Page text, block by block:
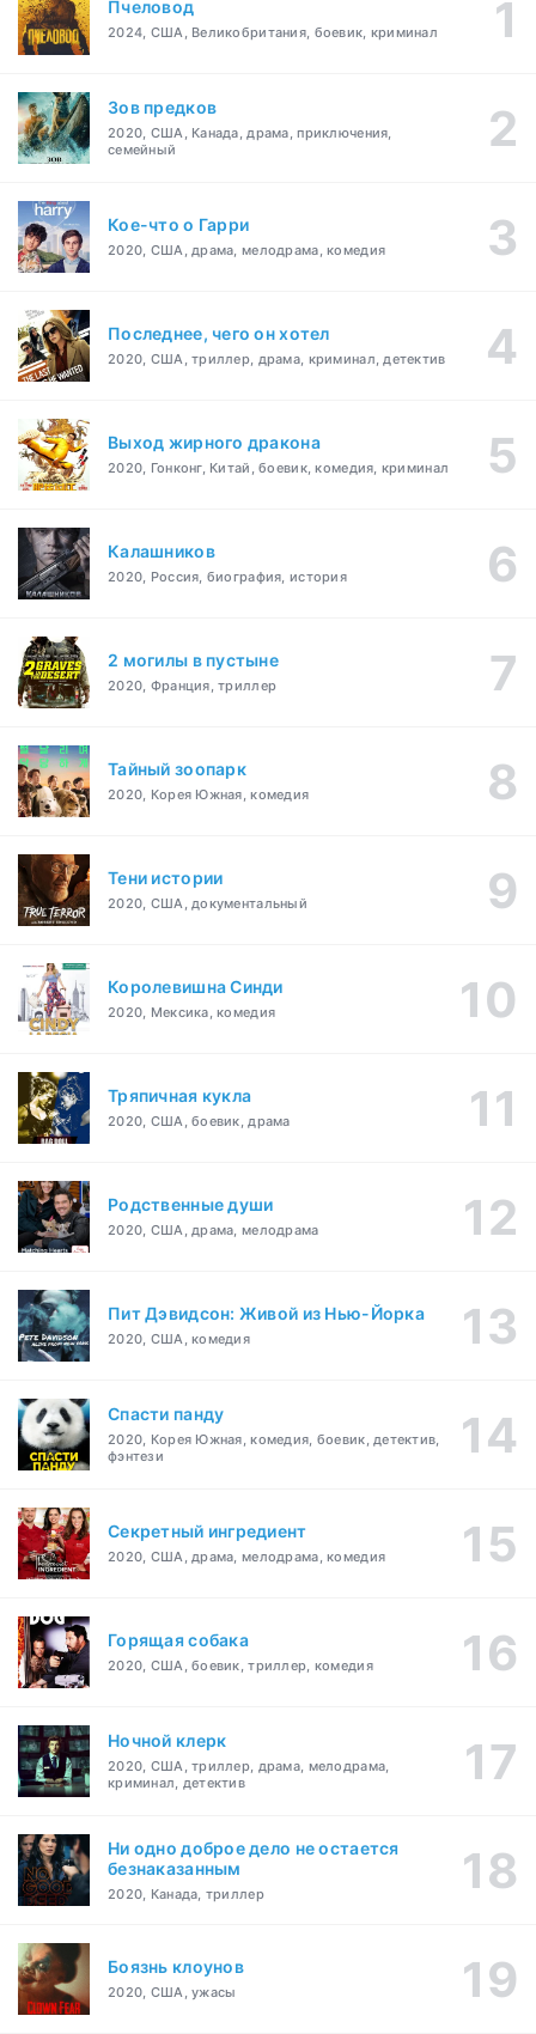
Пчеловод
2024, США, Великобритания, боевик, криминал
Зов предков
2020, США, Канада, драма, приключения,
семейный
Кое-что о Гарри
2020, США, драма, мелодрама, комедия
Последнее, чего он хотел
2020, США, триллер, драма, криминал, детектив
Выход жирного дракона
2020, Гонконг, Китай, боевик, комедия, криминал
Калашников
2020, Россия, биография, история
2 могилы в пустыне
2020, Франция, триллер
Тайный зоопарк
2020, Корея Южная, комедия
Тени истории
2020, США, документальный
Королевишна Синди
2020, Мексика, комедия
Тряпичная кукла
2020, США, боевик, драма
Родственные души
2020, США, драма, мелодрама
Пит Дэвидсон: Живой из Нью-Йорка
2020, США, комедия
Спасти панду
2020, Корея Южная, комедия, боевик, детектив,
фэнтези
Секретный ингредиент
2020, США, драма, мелодрама, комедия
Горящая собака
2020, США, боевик, триллер, комедия
Ночной клерк
2020, США, триллер, драма, мелодрама,
криминал, детектив
Ни одно доброе дело не остается
безнаказанным
2020, Канада, триллер
Боязнь клоунов
2020, США, ужасы